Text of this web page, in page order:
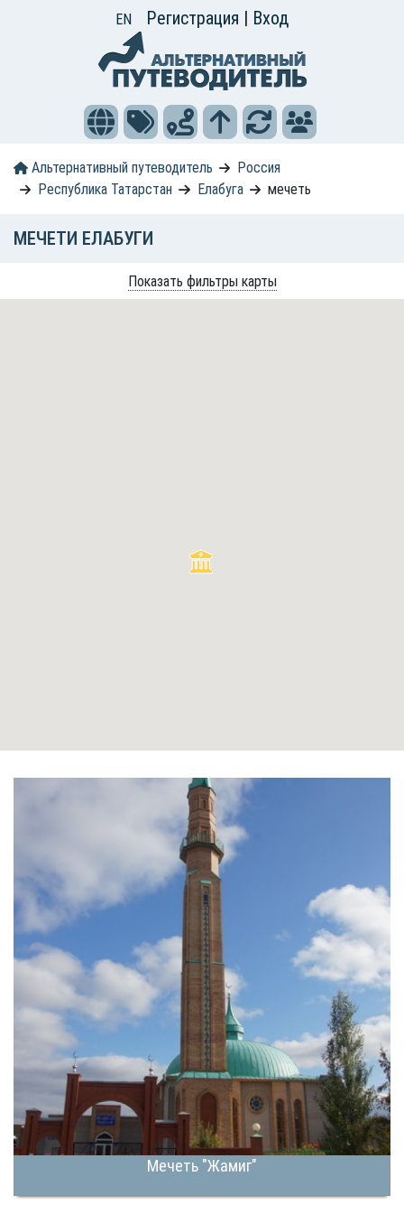
EN Регистрация | Вход
Альтернативный путеводитель
Россия
Республика Татарстан
Елабуга мечеть
МЕЧЕТИ ЕЛАБУГИ
Показать фильтры карты
Мечеть "Жамиг"